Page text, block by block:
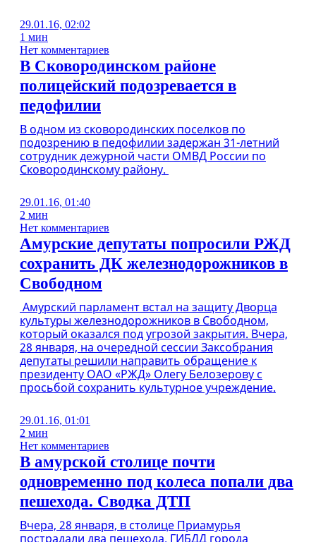
29.01.16, 02:02
1 мин
Нет комментариев
В Сковородинском районе
полицейский подозревается в
педофилии
В одном из сковородинских поселков по
подозрению в педофилии задержан 31-летний
сотрудник дежурной части ОМВД России по
Сковородинскому району.
29.01.16, 01:40
2 мин
Нет комментариев
Амурские депутаты попросили РЖД
сохранить ДК железнодорожников в
Свободном
Амурский парламент встал на защиту Дворца
культуры железнодорожников в Свободном,
который оказался под угрозой закрытия. Вчера,
28 января, на очередной сессии Заксобрания
депутаты решили направить обращение к
президенту ОАО «РЖД» Олегу Белозерову с
просьбой сохранить культурное учреждение.
29.01.16, 01:01
2 мин
Нет комментариев
В амурской столице почти
одновременно под колеса попали два
пешехода. Сводка ДТП
Вчера, 28 января, в столице Приамурья
пострадали два пешехода. ГИБДД города